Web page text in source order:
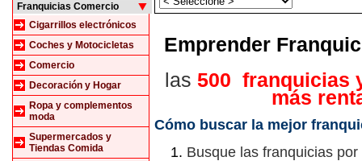
Franquicias Comercio
Cigarrillos electrónicos
Coches y Motocicletas
Comercio
Decoración y Hogar
Ropa y complementos
moda
Supermercados y
Tiendas Comida
Emprender
las 500 franquicias
más
Cómo buscar la mejor
Busque las franquicias por